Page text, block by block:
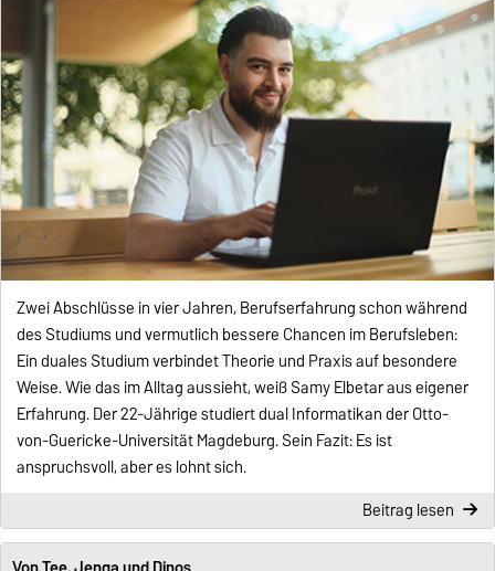
Zwei Abschlüsse in vier Jahren, Berufserfahrung schon während
des Studiums und vermutlich bessere Chancen im Berufsleben:
Ein duales Studium verbindet Theorie und Praxis auf besondere
Weise. Wie das im Alltag aussieht, weiß Samy Elbetar aus eigener
Erfahrung. Der 22-Jährige studiert dual Informatikan der Otto-
von-Guericke-Universität Magdeburg. Sein Fazit: Es ist
anspruchsvoll, aber es lohnt sich.
Beitrag lesen